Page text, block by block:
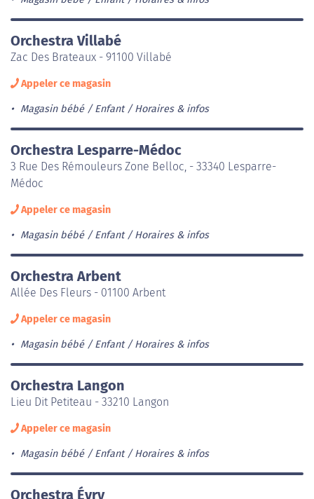
Orchestra Villabé
Zac Des Brateaux - 91100 Villabé
Appeler ce magasin
Magasin bébé / Enfant Horaires & infos
Orchestra Lesparre-Médoc
3 Rue Des Rémouleurs Zone Belloc, - 33340 Lesparre-
Médoc
Appeler ce magasin
Magasin bébé / Enfant Horaires & infos
Orchestra Arbent
Allée Des Fleurs - 01100 Arbent
Appeler ce magasin
Magasin bébé / Enfant Horaires & infos
Orchestra Langon
Lieu Dit Petiteau - 33210 Langon
Appeler ce magasin
Magasin bébé / Enfant Horaires & infos
Orchestra Évry